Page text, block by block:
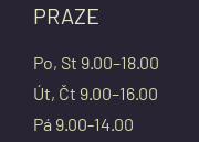
PRAZE
Po, St 9.00–18.00
Út, Čt 9.00–16.00
Pá 9.00-14.00